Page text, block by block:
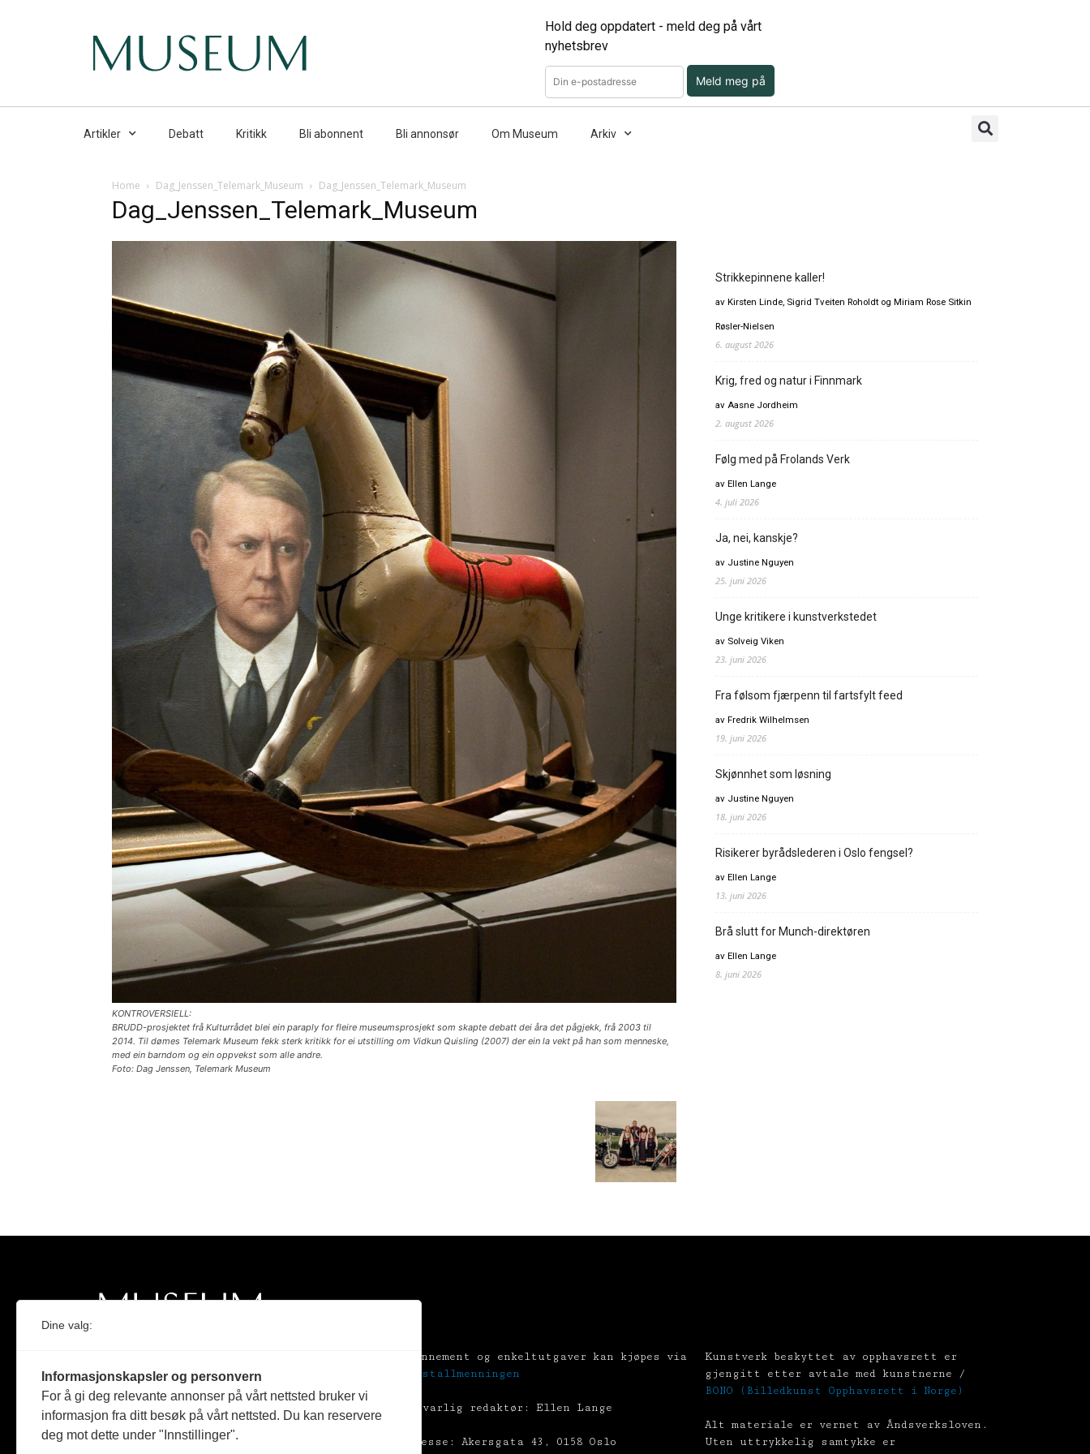
Hold deg oppdatert - meld deg på vårt
nyhetsbrev
Meld meg på
Artikler Debatt Kritikk Bli abonnent Bli annonsør Om Museum Arkiv
Home Dag_Jenssen_Telemark_Museum Dag_Jenssen_Telemark_Museum
Dag_Jenssen_Telemark_Museum
KONTROVERSIELL:
BRUDD-prosjektet frå Kulturrådet blei ein paraply for fleire museumsprosjekt som skapte debatt dei åra det pågjekk, frå 2003 til
2014. Til dømes Telemark Museum fekk sterk kritikk for ei utstilling om Vidkun Quisling (2007) der ein la vekt på han som menneske,
med ein barndom og ein oppvekst som alle andre.
Foto: Dag Jenssen, Telemark Museum
Strikkepinnene kaller!
av Kirsten Linde, Sigrid Tveiten Roholdt og Miriam Rose Sitkin
Røsler-Nielsen
6. august 2026
Krig, fred og natur i Finnmark
av Aasne Jordheim
2. august 2026
Følg med på Frolands Verk
av Ellen Lange
4. juli 2026
Ja, nei, kanskje?
av Justine Nguyen
25. juni 2026
Unge kritikere i kunstverkstedet
av Solveig Viken
23. juni 2026
Fra følsom fjærpenn til fartsfylt feed
av Fredrik Wilhelmsen
19. juni 2026
Skjønnhet som løsning
av Justine Nguyen
18. juni 2026
Risikerer byrådslederen i Oslo fengsel?
av Ellen Lange
13. juni 2026
Brå slutt for Munch-direktøren
av Ellen Lange
8. juni 2026
Medlem i Norsk tidsskriftforening og
Fagpressen
Støttet av Kulturrådet og Norges
Abonnement og enkeltutgaver kan kjøpes via
Tekstallmenningen
Ansvarlig redaktør: Ellen Lange
Adresse: Akersgata 43, 0158 Oslo
Kunstverk beskyttet av opphavsrett er
gjengitt etter avtale med kunstnerne /
BONO (Billedkunst Opphavsrett i Norge)
Alt materiale er vernet av Åndsverksloven.
Uten uttrykkelig samtykke er
Dine valg:
Informasjonskapsler og personvern
For å gi deg relevante annonser på vårt nettsted bruker vi
informasjon fra ditt besøk på vårt nettsted. Du kan reservere
deg mot dette under "Innstillinger".